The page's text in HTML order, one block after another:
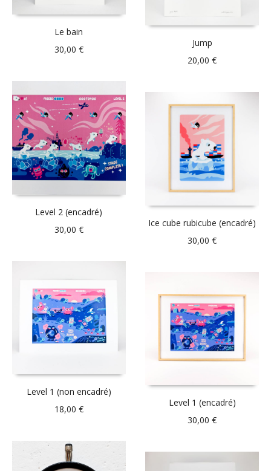
Le bain
30,00 €
Jump
20,00€
Level 2 (encadré)
30,00 €
Ice cube rubicube (encadré)
30,00€
Level 1 (non encadré)
18,00 €
Level 1 (encadré)
30,00€